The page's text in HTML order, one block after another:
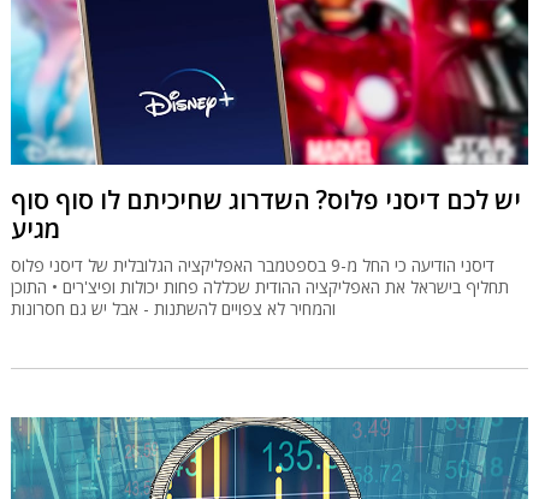
יש לכם דיסני פלוס? השדרוג שחיכיתם לו סוף סוף
מגיע
דיסני הודיעה כי החל מ-9 בספטמבר האפליקציה הגלובלית של דיסני פלוס
תחליף בישראל את האפליקציה ההודית שכללה פחות יכולות ופיצ'רים • התוכן
והמחיר לא צפויים להשתנות - אבל יש גם חסרונות